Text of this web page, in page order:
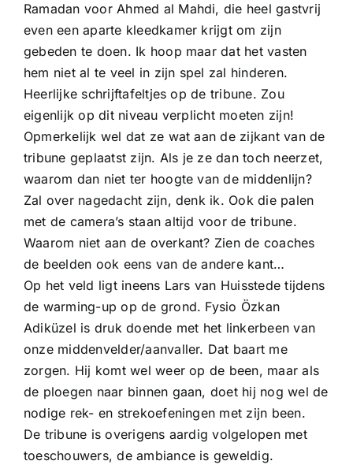
Ramadan voor Ahmed al Mahdi, die heel gastvrij
even een aparte kleedkamer krijgt om zijn
gebeden te doen. Ik hoop maar dat het vasten
hem niet al te veel in zijn spel zal hinderen.
Heerlijke schrijftafeltjes op de tribune. Zou
eigenlijk op dit niveau verplicht moeten zijn!
Opmerkelijk wel dat ze wat aan de zijkant van de
tribune geplaatst zijn. Als je ze dan toch neerzet,
waarom dan niet ter hoogte van de middenlijn?
Zal over nagedacht zijn, denk ik. Ook die palen
met de camera’s staan altijd voor de tribune.
Waarom niet aan de overkant? Zien de coaches
de beelden ook eens van de andere kant…
Op het veld ligt ineens Lars van Huisstede tijdens
de warming-up op de grond. Fysio Özkan
Adiküzel is druk doende met het linkerbeen van
onze middenvelder/aanvaller. Dat baart me
zorgen. Hij komt wel weer op de been, maar als
de ploegen naar binnen gaan, doet hij nog wel de
nodige rek- en strekoefeningen met zijn been.
De tribune is overigens aardig volgelopen met
toeschouwers, de ambiance is geweldig.